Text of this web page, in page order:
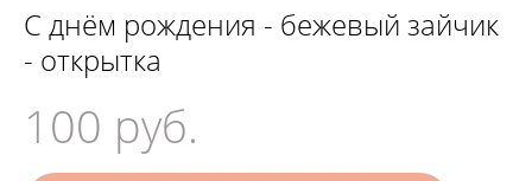
С днём рождения - бежевый зайчик
- открытка
100 pуб.